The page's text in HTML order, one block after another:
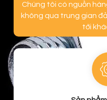
Chúng tôi có nguồn
không qua trung gian
tới